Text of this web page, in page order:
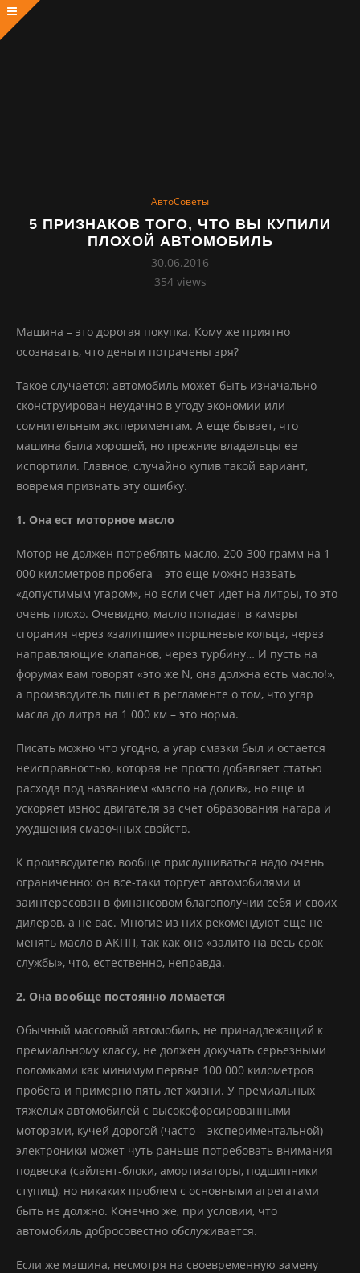
АвтоСоветы
5 ПРИЗНАКОВ ТОГО, ЧТО ВЫ КУПИЛИ
ПЛОХОЙ АВТОМОБИЛЬ
30.06.2016
354views
Машина – это дорогая покупка. Кому же приятно
осознавать, что деньги потрачены зря?
Такое случается: автомобиль может быть изначально
сконструирован неудачно в угоду экономии или
сомнительным экспериментам. А еще бывает, что
машина была хорошей, но прежние владельцы ее
испортили. Главное, случайно купив такой вариант,
вовремя признать эту ошибку.
1. Она ест моторное масло
Мотор не должен потреблять масло. 200-300 грамм на 1
000 километров пробега – это еще можно назвать
«допустимым угаром», но если счет идет на литры, то это
очень плохо. Очевидно, масло попадает в камеры
сгорания через «залипшие» поршневые кольца, через
направляющие клапанов, через турбину… И пусть на
форумах вам говорят «это же N, она должна есть масло!»,
а производитель пишет в регламенте о том, что угар
масла до литра на 1 000 км – это норма.
Писать можно что угодно, а угар смазки был и остается
неисправностью, которая не просто добавляет статью
расхода под названием «масло на долив», но еще и
ускоряет износ двигателя за счет образования нагара и
ухудшения смазочных свойств.
К производителю вообще прислушиваться надо очень
ограниченно: он все-таки торгует автомобилями и
заинтересован в финансовом благополучии себя и своих
дилеров, а не вас. Многие из них рекомендуют еще не
менять масло в АКПП, так как оно «залито на весь срок
службы», что, естественно, неправда.
2. Она вообще постоянно ломается
Обычный массовый автомобиль, не принадлежащий к
премиальному классу, не должен докучать серьезными
поломками как минимум первые 100 000 километров
пробега и примерно пять лет жизни. У премиальных
тяжелых автомобилей с высокофорсированными
моторами, кучей дорогой (часто – экспериментальной)
электроники может чуть раньше потребовать внимания
подвеска (сайлент-блоки, амортизаторы, подшипники
ступиц), но никаких проблем с основными агрегатами
быть не должно. Конечно же, при условии, что
автомобиль добросовестно обслуживается.
Если же машина, несмотря на своевременную замену